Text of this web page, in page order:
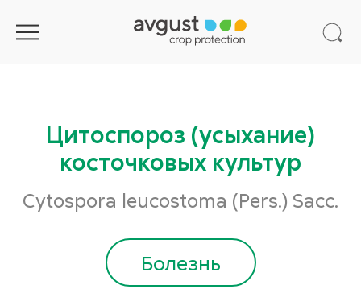
Цитоспороз (усыхание)
косточковых культур
Cytospora leucostoma (Pers.) Sacc.
Болезнь